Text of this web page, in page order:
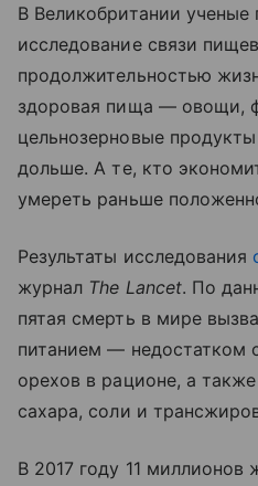
В Великобритании
исследование связи
продолжительностью
здоровая пища — овощи,
цельнозерновые
дольше. А те, кто
умереть раньше
Результаты исследования
журнал The Lancet. По
пятая смерть в мире
питанием — недостатком
орехов в рационе, а
сахара, соли и
В 2017 году 11 миллионов